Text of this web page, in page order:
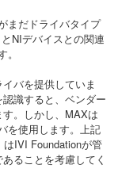
まだドライバタイプ
NIデバイスとの関連
バを提供していま
識すると、ベンダー
。しかし、MAXは
を使用します。上記
IVI Foundationが管
ることを考慮してく